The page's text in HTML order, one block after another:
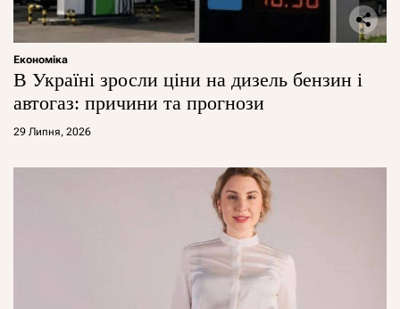
Економіка
В Україні зросли ціни на дизель бензин і
автогаз: причини та прогнози
29 Липня, 2026